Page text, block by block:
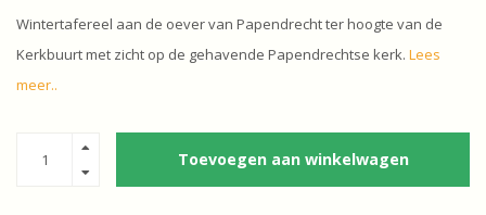
Wintertafereel aan de oever van Papendrecht ter hoogte van de
Kerkbuurt met zicht op de gehavende Papendrechtse kerk. Lees
meer..
Toevoegen aan winkelwagen